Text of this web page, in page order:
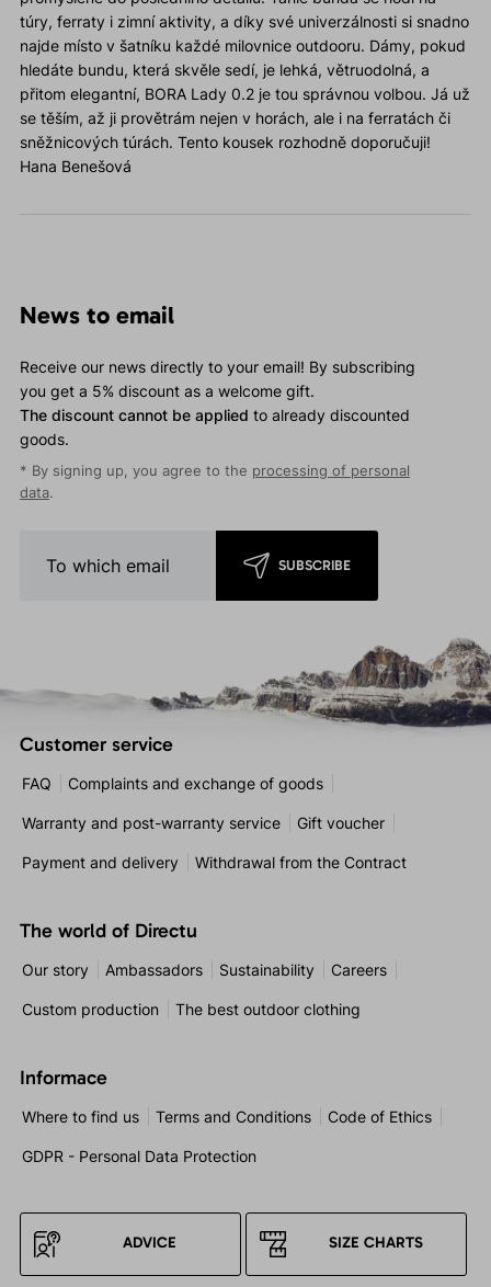
túry, ferraty i zimní aktivity, a díky své univerzálnosti si snadno
najde místo v šatníku každé milovnice outdooru. Dámy, pokud
hledáte bundu, která skvěle sedí, je lehká, větruodolná, a
přitom elegantní, BORA Lady 0.2 je tou správnou volbou. Já už
se těším, až ji provětrám nejen v horách, ale i na ferratách či
sněžnicových túrách. Tento kousek rozhodně doporučuji!
Hana Benešová
News to email
Receive our news directly to your email! By subscribing
you get a 5% discount as a welcome gift.
The discount cannot be applied to already discounted
goods.
* By signing up, you agree to the processing of personal
data.
SUBSCRIBE
Customer service
FAQ Complaints and exchange of goods
Warranty and post-warranty service Gift voucher
Payment and delivery Withdrawal from the Contract
The world of Directu
Our story Ambassadors Sustainability Careers
Custom production The best outdoor clothing
Informace
Where to find us Terms and Conditions Code of Ethics
GDPR - Personal Data Protection
ADVICE SIZE CHARTS